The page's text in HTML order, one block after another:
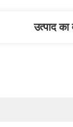
उत्पाद का